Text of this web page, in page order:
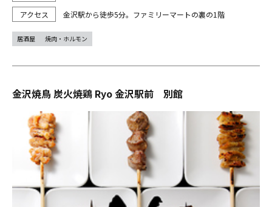
金沢駅から徒歩5分。ファミリーマートの裏の1階
居酒屋 焼肉・ホルモン
金沢焼鳥 炭火焼鶏 Ryo 金沢駅前 別館